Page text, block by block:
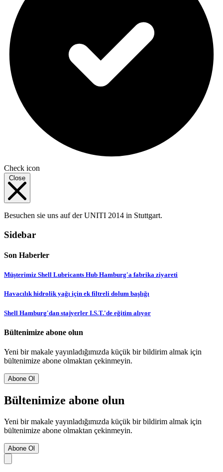
Check icon
Close
Besuchen sie uns auf der UNITI 2014 in Stuttgart.
Sidebar
Son Haberler
Müşterimiz Shell Lubricants Hub Hamburg'a fabrika ziyareti
Havacılık hidrolik yağı için ek filtreli dolum başlığı
Shell Hamburg'dan stajyerler I.S.T.'de eğitim alıyor
Bültenimize abone olun
Yeni bir makale yayınladığımızda küçük bir bildirim almak için
bültenimize abone olmaktan çekinmeyin.
Abone Ol
Bültenimize abone olun
Yeni bir makale yayınladığımızda küçük bir bildirim almak için
bültenimize abone olmaktan çekinmeyin.
Abone Ol